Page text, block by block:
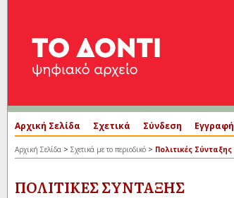
Αρχική Σελίδα Σχετικά Σύνδεση Εγγραφή
Αρχική Σελίδα > Σχετικά με το περιοδικό > Πολιτικές Σύνταξης
ΠΟΛΙΤΙΚΈΣ ΣΎΝΤΑΞΗΣ